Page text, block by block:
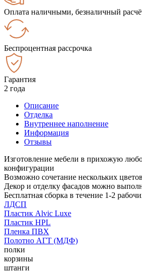
Оплата наличными, безналичный
Беспроцентная рассрочка
Гарантия
2 года
Описание
Отделка
Внутреннее наполнение
Информация
Отзывы
Изготовление мебели в прихожую
конфигурации
Возможно сочетание нескольких
Декор и отделку фасадов можно
Бесплатная сборка в течение 1-2
ЛДСП
Пластик Alvic Luxe
Пластик HPL
Пленка ПВХ
Полотно АГТ (МДФ)
полки
корзины
штанги